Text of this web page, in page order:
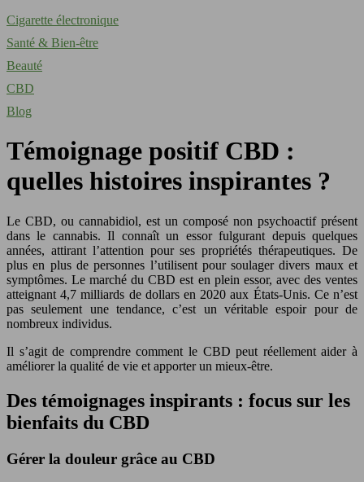
Cigarette électronique
Santé & Bien-être
Beauté
CBD
Blog
Témoignage positif CBD :
quelles histoires inspirantes ?
Le CBD, ou cannabidiol, est un composé non psychoactif présent
dans le cannabis. Il connaît un essor fulgurant depuis quelques
années, attirant l’attention pour ses propriétés thérapeutiques. De
plus en plus de personnes l’utilisent pour soulager divers maux et
symptômes. Le marché du CBD est en plein essor, avec des ventes
atteignant 4,7 milliards de dollars en 2020 aux États-Unis. Ce n’est
pas seulement une tendance, c’est un véritable espoir pour de
nombreux individus.
Il s’agit de comprendre comment le CBD peut réellement aider à
améliorer la qualité de vie et apporter un mieux-être.
Des témoignages inspirants : focus sur les
bienfaits du CBD
Gérer la douleur grâce au CBD